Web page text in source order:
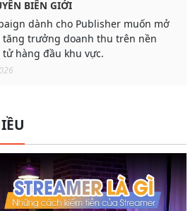
BIÊN GIỚI
dành cho Publisher muốn mở
tăng trưởng doanh thu trên nền
hàng đầu khu vực.